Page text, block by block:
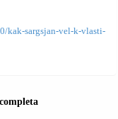
kak-sargsjan-vel-k-vlasti-